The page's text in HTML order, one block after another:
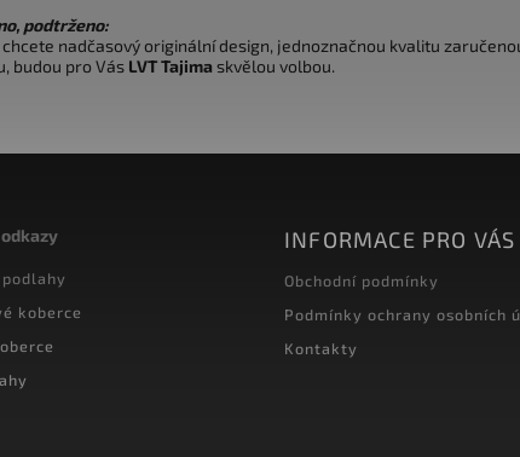
podtrženo:
chcete nadčasový originální design, jednoznačnou kvalitu
budou pro Vás LVT Tajima skvělou volbou.
koberce
INFORMACE PRO VÁS
Obchodní podmínky
Podmínky ochrany osobních
Kontakty